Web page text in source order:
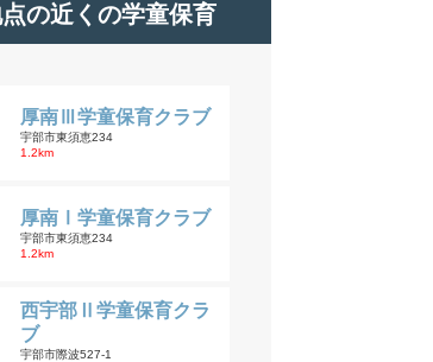
の近くの学童保育
厚南Ⅲ学童保育クラブ
宇部市東須恵234
1.2km
厚南Ⅰ学童保育クラブ
宇部市東須恵234
1.2km
西宇部Ⅱ学童保育クラ
ブ
宇部市際波527-1